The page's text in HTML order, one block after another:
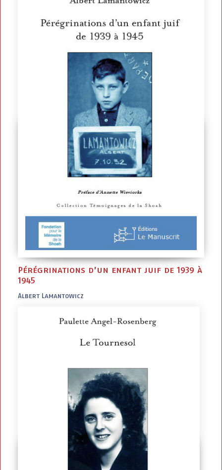
Pérégrinations d’un enfant juif de 1939 à
1945
Albert Lamantowicz